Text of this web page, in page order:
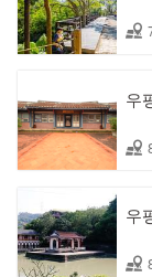
우
우